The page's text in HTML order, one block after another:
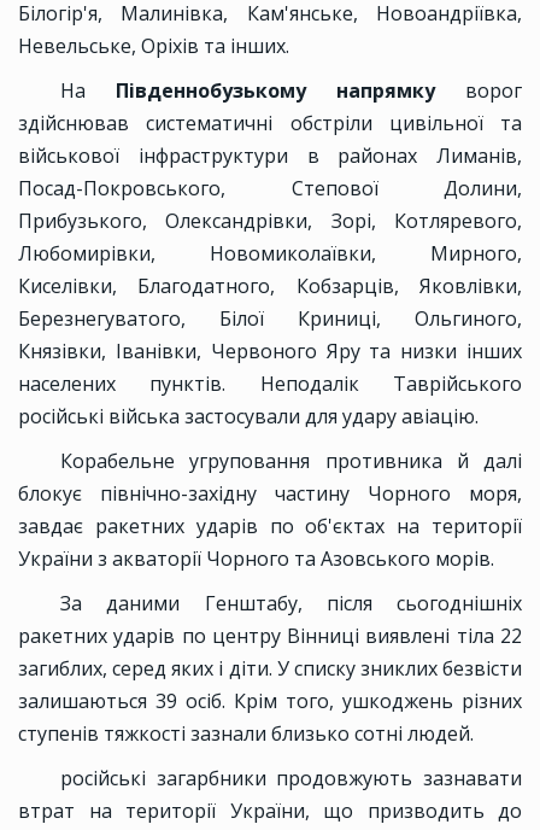
Білогір'я, Малинівка, Кам'янське, Новоандріївка,
Невельське, Оріхів та інших.
На Південнобузькому напрямку ворог
здійснював систематичні обстріли цивільної та
військової інфраструктури в районах Лиманів,
Посад-Покровського, Степової Долини,
Прибузького, Олександрівки, Зорі, Котляревого,
Любомирівки, Новомиколаївки, Мирного,
Киселівки, Благодатного, Кобзарців, Яковлівки,
Березнегуватого, Білої Криниці, Ольгиного,
Князівки, Іванівки, Червоного Яру та низки інших
населених пунктів. Неподалік Таврійського
російські війська застосували для удару авіацію.
Корабельне угруповання противника й далі
блокує північно-західну частину Чорного моря,
завдає ракетних ударів по об'єктах на території
України з акваторії Чорного та Азовського морів.
За даними Генштабу, після сьогоднішніх
ракетних ударів по центру Вінниці виявлені тіла 22
загиблих, серед яких і діти. У списку зниклих безвісти
залишаються 39 осіб. Крім того, ушкоджень різних
ступенів тяжкості зазнали близько сотні людей.
російські загарбники продовжують зазнавати
втрат на території України, що призводить до